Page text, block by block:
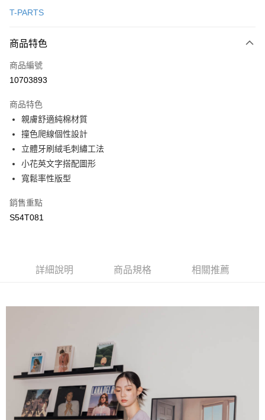
LINE Pay
街口支付
全盈+PAY
AFTEE先享後付
相關說明
【關於「AFTEE先享後付」】
AFTEE先享後付是「在收到商品之後才付款」的支付方式。 讓您購物簡單
便利好安心！
２．便利：只要手機號碼，簡訊認證，即可結帳。
３．安心：先確認商品／服務後，再付款。
２．訂單成立數日內，您將收到繳費通知簡訊。
３．收到繳費通知簡訊後14天內，點擊此簡訊中的連結，可透過四大超商／
購買商品的店家。未經商家同意取消之訂單仍視為有效，需透過AFTEE先享
是否繳費成功／繳費後需取消欲退款等相關疑問，請聯繫「AFTEE先享後付
客戶支援中心」https://netprotections.freshdesk.com/support/home
【注意事項】
１．透過由恩沛科技股份有限公司提供之「AFTEE先享後付」服務完成之交
易，需依本服務之必要範圍內提供個人資料，並將交易相關給付款項請求債
權轉讓予恩沛科技股份有限公司。
２．關於個人資料處理事宜，請瀏覽以下網址：
運送方式
7-11取貨付款
付款後7-11取貨
每筆NT$100，滿NT$2,000(含以上)免運費
T-PARTS
商品特色
商品編號
10703893
商品特色
親膚舒適純棉材質
撞色爬線個性設計
立體牙刷絨毛刺繡工法
小花英文字搭配圖形
寬鬆率性版型
銷售重點
S54T081
詳細說明 商品規格 相關推薦